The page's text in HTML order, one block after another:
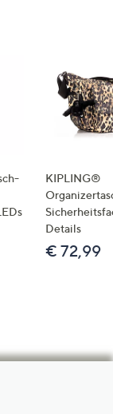
KIPLING®
Details
€ 72,99